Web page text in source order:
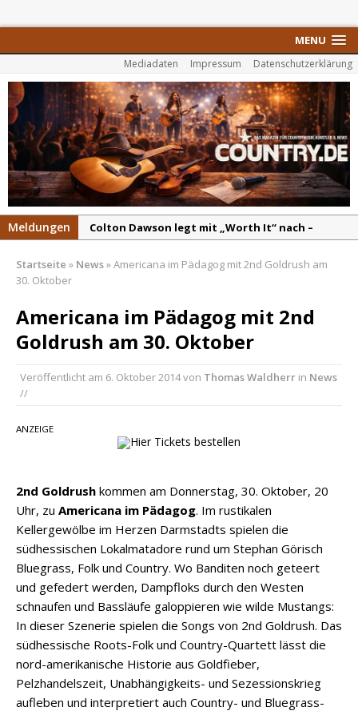
MENU
Mediadaten Impressum Datenschutzerklärung
Meldungen
Colton Dawson legt mit „Worth It“ nach –
Carly Pearce hinterfragt den ständigen
Ella Langley schreibt Musikgeschichte:
„Choosin‘ Texas“ gehört zu den größten Hits
pez veröffentlicht neue Single „Late Night
Randy Travis veröffentlicht mit „I Don’t Care“
Ben Gallaher kehrt zu seinen Wurzeln zurück –
„Taylor Gold“ zeigt die Kraft der Akustik
Startseite » News»Americana im Pädagog mit 2nd Goldrush am
30. Oktober
Americana im Pädagog mit 2nd
Goldrush am 30. Oktober
Veröffentlicht am 6. Oktober 2014von Thomas Waldherr in News
//
ANZEIGE
2nd Goldrush kommen am Donnerstag, 30. Oktober, 20
Uhr, zu Americana im Pädagog. Im rustikalen
Kellergewölbe im Herzen Darmstadts spielen die
südhessischen Lokalmatadore rund um Stephan Görisch
Bluegrass, Folk und Country. Wo Banditen noch geteert
und gefedert werden, Dampfloks durch den Westen
schnaufen und Bassläufe galoppieren wie wilde Mustangs:
In dieser Szenerie spielen die Songs von 2nd Goldrush. Das
südhessische Roots-Folk und Country-Quartett lässt die
nord-amerikanische Historie aus Goldfieber,
Pelzhandelszeit, Unabhängigkeits- und Sezessionskrieg
aufleben und interpretiert auch Country- und Bluegrass-